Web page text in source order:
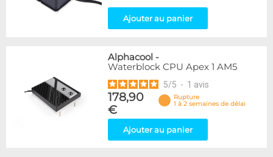
Ajouter au panier
Alphacool -
Waterblock CPU Apex 1 AM5
5/5 - 1 avis
178,90
€
Rupture
1 à 2 semaines de délai
Ajouter au panier